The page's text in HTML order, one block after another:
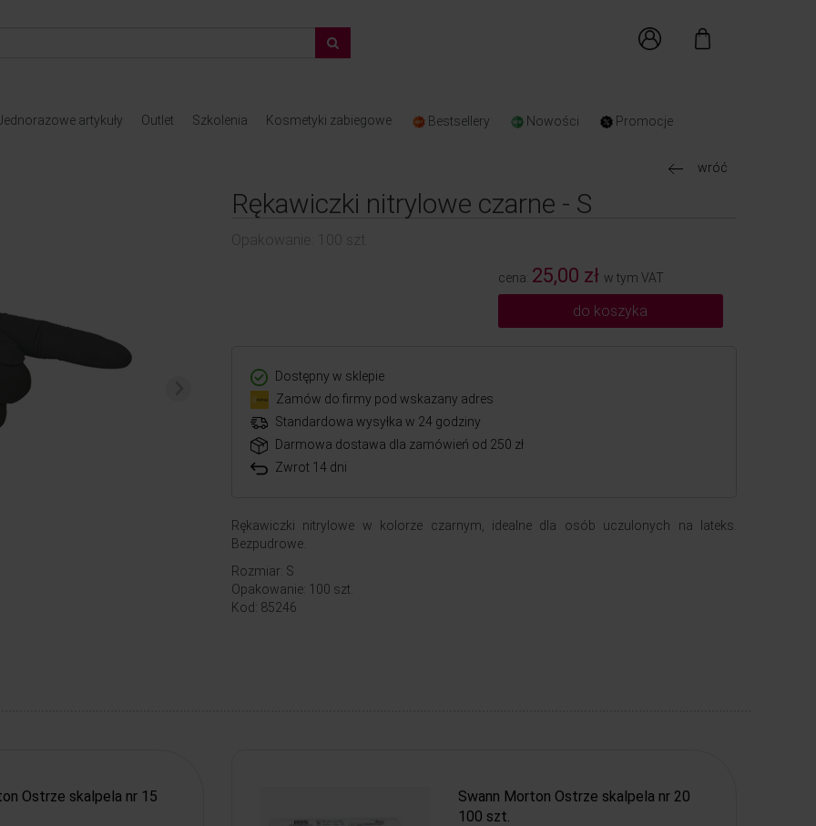
artykuły Outlet Szkolenia Kosmetyki zabiegowe Bestsellery Nowości Promocje
wróć
Rękawiczki nitrylowe czarne - S
Opakowanie: 100 szt.
cena: 25,00 zł w tym VAT
do koszyka
Dostępny w sklepie
Zamów do firmy pod wskazany adres
Standardowa wysyłka w 24 godziny
Darmowa dostawa dla zamówień od 250 zł
Zwrot 14 dni
Rękawiczki nitrylowe w kolorze czarnym, idealne dla osób uczulonych na lateks.
Bezpudrowe.
Rozmiar: S
Opakowanie: 100 szt.
Kod: 85246
Ostrze skalpela nr 15
Swann Morton Ostrze skalpela nr 20
100 szt.